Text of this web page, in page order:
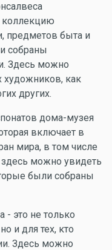
коллекцию
предметов быта и
собраны
Здесь можно
художников, как
других.
дома-музея
включает в
мира, в том числе
можно увидеть
были собраны
- это не только
и для тех, кто
Здесь можно